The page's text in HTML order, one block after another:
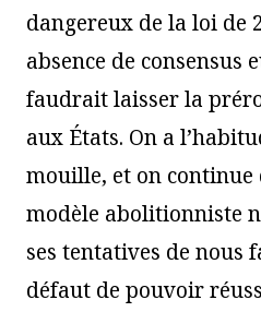
dangereux de la loi de
absence de consensus
faudrait laisser la
aux États. On a
mouille, et on continue
modèle abolitionniste
ses tentatives de nous
défaut de pouvoir